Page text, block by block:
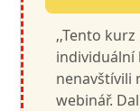
‚‚Tento
individuální
nenavštívili
webinář.